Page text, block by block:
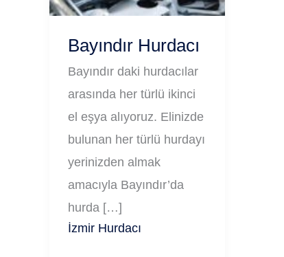
Bayındır Hurdacı
Bayındır daki hurdacılar
arasında her türlü ikinci
el eşya alıyoruz. Elinizde
bulunan her türlü hurdayı
yerinizden almak
amacıyla Bayındır’da
hurda […]
İzmir Hurdacı